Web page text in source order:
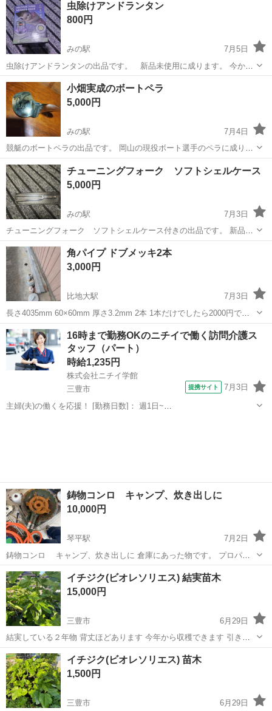
虫除けアンドランタン
800円
みの駅
7月5日
虫除けアンドランタンの出品です。 新品未使用に成ります。 今から
キャンプ等に重宝するのは間違い無いかと思います。 充電式で、虫除
け機能画付いてランタンには成るので、大変便利かと思います。 興味
が有る方宜しく検討お願い致します。
香川 三豊市 みの駅 その他
小畑実成のボートペラ
5,000円
みの駅
7月4日
競艇のボートペラの出品です。 岡山の現役ボート選手のペラに成りま
す。 名前は小畑実成のサイン入りペラです。 競艇ファンには何とも言
えない商品かと思います。 興味の有る方宜しく検討お願いします。 地
方発送代引きにて対応させて頂...
香川 三豊市 その他 ボート
チューニングフォーク ソフトシェルケース
5,000円
みの駅
7月3日
チューニングフォーク ソフトシェルケース付きの出品です。 新品未
使用に成ります。 ブランドはVio Musicに成ります。 チューニングフ
ォーク 440Hz 基盤A-440 興味の有る方宜しく検討お願い致します。
香川 三豊市 みの駅 その他 フォーク
角パイプ ドブメッキ2本
3,000円
比地大駅
7月3日
長さ4035mm 60×60mm 厚さ3.2mm 2本 1本だけでしたら2000円でお
譲り致します。 角の方に少しサビ、欠けが見られます。 写真の3枚目
をご確認ください。 追加で配達料を頂ければご自宅へお届けいたしま
す...
香川 三豊市 比地大駅 ドブメッキ
16時まで勤務OKのニチイで働く訪問介護ス
タッフ（パート）
時給1,235円
株式会社ニチイ学館
三豊市
提携サイト 7月3日
主婦(夫)の働くを応援！ [勤務日数]： 週1日~
鋳物コンロ キャンプ、炊き出しに
10,000円
琴平駅
7月2日
鋳物コンロ キャンプ、炊き出しに 倉庫にあった物です。 プロパン
が無いので動作未確認。 引き取り限定
香川 三豊市 琴平駅 その他
イチジク(ビオレソリエス) 結実苗木
15,000円
三豊市
6月29日
結実している２年物 背丈ほどあります 今年から収穫できます 引き取
りは軽トラ必須 ガソリン代程度の費用で配達もできます 画像より小
さな結実済みの物もあります 他に欲しい品種があるため置き場確保し
たいので欲しい方、お値引きし...
香川 三豊市 その他 ビオレソリエス
イチジク(ビオレソリエス) 苗木
1,500円
三豊市 6月29日